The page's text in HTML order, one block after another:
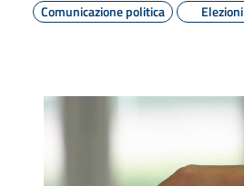
Comunicazione politica
Elezioni